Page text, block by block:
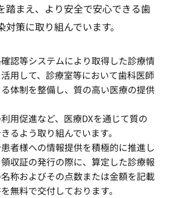
踏まえ、より安全で安心できる歯
策に取り組んでいます。
認等システムにより取得した診療情
用して、診療室等において歯科医師
体制を整備し、質の高い医療の提供
用促進など、医療DXを通じて質の
るよう取り組んでいます。
者様への情報提供を積極的に推進し
収証の発行の際に、算定した診療報
称およびその点数または金額を記載
無料で交付しております。